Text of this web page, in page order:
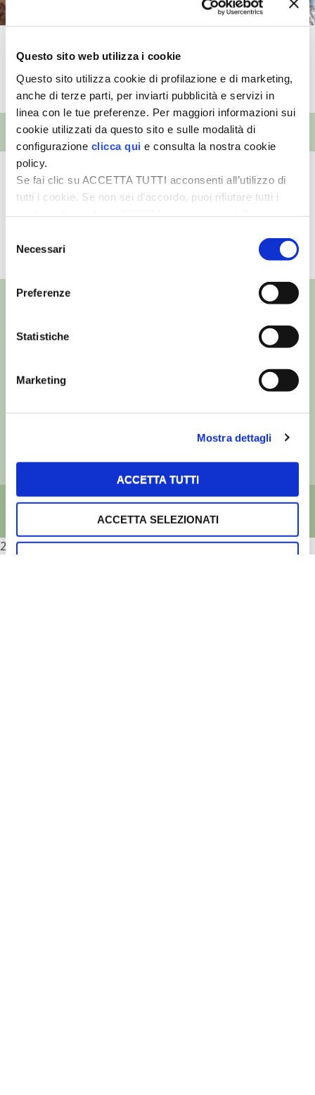
Questo sito web utilizza i cookie
Questo sito utilizza cookie di profilazione e di marketing,
anche di terze parti, per inviarti pubblicità e servizi in
linea con le tue preferenze. Per maggiori informazioni sui
cookie utilizzati da questo sito e sulle modalità di
configurazione clicca qui e consulta la nostra cookie
policy.
Se fai clic su ACCETTA TUTTI acconsenti all’utilizzo di
tutti i cookie. Se non sei d’accordo, puoi rifiutare tutti i
desideri accettare e cliccando ACCETTA SELEZIONATI.
delNecessari
Preferenze
Statistiche
Marketing
Mostra dettagli
ACCETTA TUTTI
ACCETTA SELEZIONATI
I PARTNER DI VITA IN CAMPAGNA
RASIKAL
BIOGENTS
Moltiplicazione delle viole
TUTTI I VIDEO
EVENTI
Giardino
25ª Murabilia
VEDI L'ARCHIVIO COMPLETO
Reg. imp. di Verona nr. 00230010233
2026